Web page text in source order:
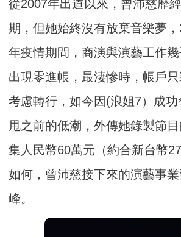
從2007年出道以來，曾沛慈歷
期，但她始終沒有放棄音樂夢
年疫情期間，商演與演藝工作
出現零進帳，最淒慘時，帳戶
考慮轉行，如今因(浪姐7）成
甩之前的低潮，外傳她錄製節
集人民幣60萬元（約合新台幣
如何，曾沛慈接下來的演藝事
峰。